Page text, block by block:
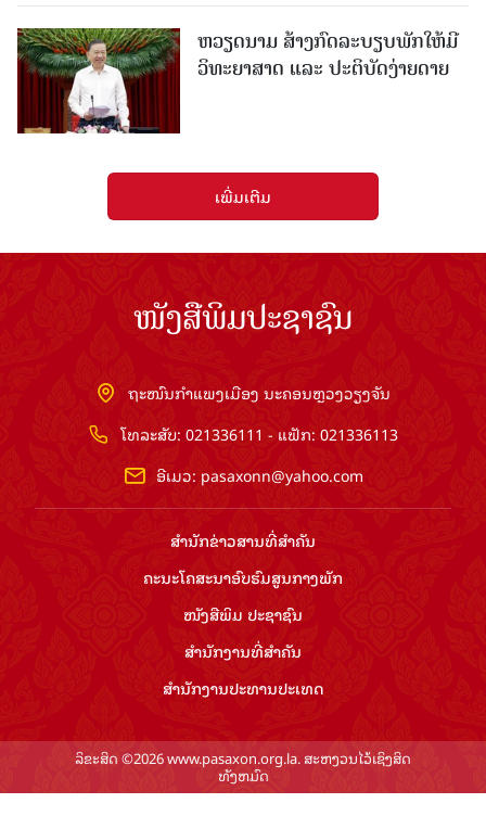
ຫວຽດນາມ ສ້າງກົດລະບຽບພັກໃຫ້ມີ
ວິທະຍາສາດ ແລະ ປະຕິບັດງ່າຍດາຍ
ເພີ່ມເຕີມ
ໜັງສືພິມປະຊາຊົນ
ຖະໜົນກຳແພງເມືອງ ນະຄອນຫຼວງວຽງຈັນ
ໂທລະສັບ: 021336111 - ແຟັກ: 021336113
ອີເມວ: pasaxonn@yahoo.com
ສຳ​ນັກ​ຂ່າວ​ສານ​ທີ່​ສຳ​ຄັນ​
ຄະນະໂຄສະນາອົບຮົມ​ສູນ​ກາງ​ພັກ
ໜັງສືພິມ ປະ​ຊາ​ຊົນ
ສຳ​ນັກ​ງານ​ທີ່​ສຳ​ຄັນ
ສຳ​ນັກ​ງານ​ປະ​ທານ​ປະ​ເທດ
ລິຂະສິດ ©2026 www.pasaxon.org.la. ສະຫງວນໄວ້ເຊິງສິດ
ທັງຫມົດ